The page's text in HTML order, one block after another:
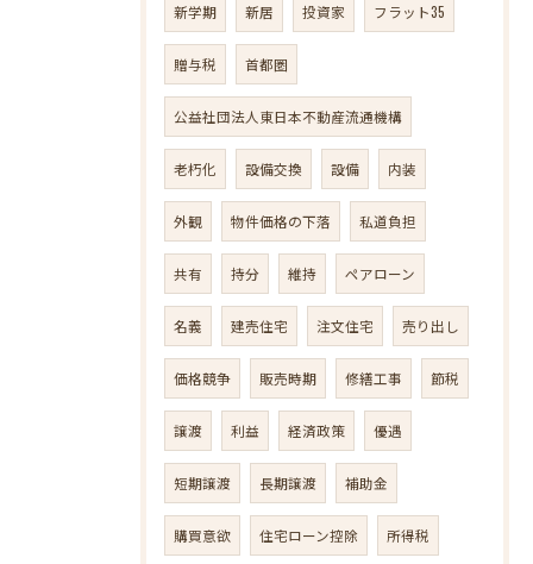
新学期 新居 投資家 フラット35
贈与税 首都圏
公益社団法人東日本不動産流通機構
老朽化 設備交換 設備 内装
外観 物件価格の下落 私道負担
共有 持分 維持 ペアローン
名義 建売住宅 注文住宅 売り出し
価格競争 販売時期 修繕工事 節税
譲渡 利益 経済政策 優遇
短期譲渡 長期譲渡 補助金
購買意欲 住宅ローン控除 所得税